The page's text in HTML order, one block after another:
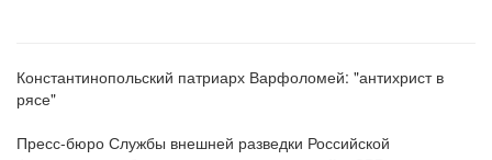
Вход
Константинопольский патриарх Варфоломей: "антихрист в
рясе"
Пресс-бюро Службы внешней разведки Российской